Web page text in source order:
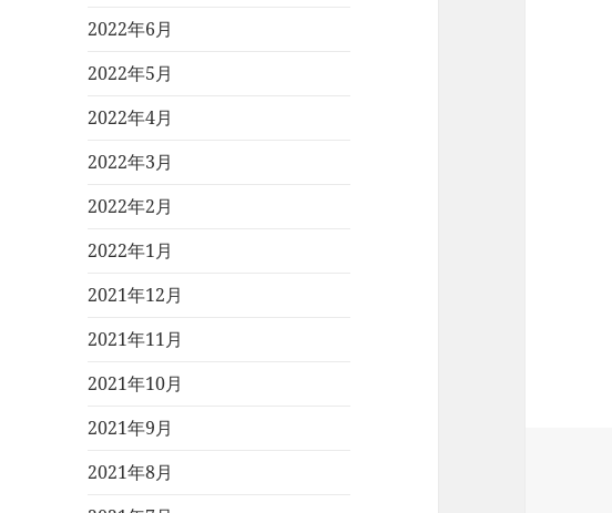
2022年6月
2022年5月
2022年4月
2022年3月
2022年2月
2022年1月
2021年12月
2021年11月
2021年10月
2021年9月
2021年8月